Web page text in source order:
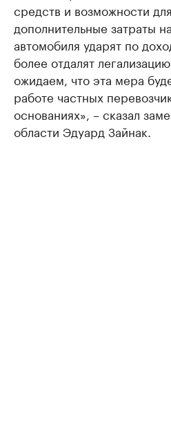
средств и возможности
дополнительные затраты
автомобиля ударят по
более отдалят
ожидаем, что эта мера
работе частных
основаниях», – сказал
области Эдуард Зайнак.